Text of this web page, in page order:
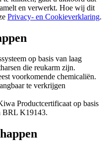
en verwerkt. Hoe wij dit
Privacy- en Cookieverklaring.
op basis van laag
die reukarm zijn.
voorkomende chemicaliën.
te verkrijgen
Productcertificaat op basis
BRL K19143.